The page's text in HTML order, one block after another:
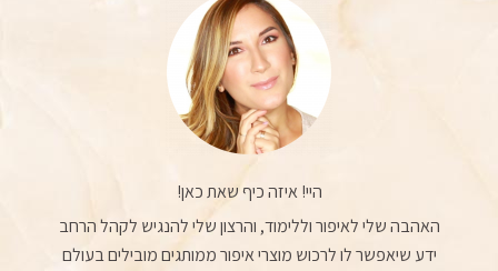
היי! איזה כיף שאת כאן!
האהבה שלי לאיפור וללימוד, והרצון שלי להנגיש לקהל הרחב
ידע שיאפשר לו לרכוש מוצרי איפור ממותגים מובילים בעולם